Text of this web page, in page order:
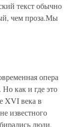
текст обычно
чем проза.Мы
опера
Но как и где это
XVI века в
известного
люди,